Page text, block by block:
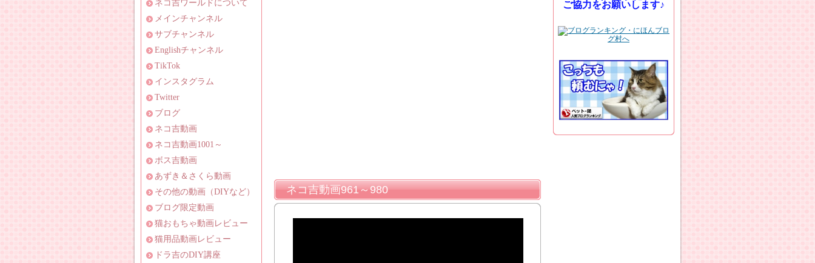
ネコ吉動画961～980
ネコ吉ワールドについて
メインチャンネル
サブチャンネル
Englishチャンネル
TikTok
インスタグラム
Twitter
ブログ
ネコ吉動画
ネコ吉動画1001～
ボス吉動画
あずき＆さくら動画
その他の動画（DIYなど）
ブログ限定動画
猫おもちゃ動画レビュー
猫用品動画レビュー
ドラ吉のDIY講座
ご協力をお願いします♪